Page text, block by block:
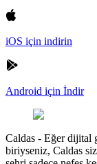
iOS için indirin
Android için İndir
Caldas - Eğer dijital
biriyseniz, Caldas